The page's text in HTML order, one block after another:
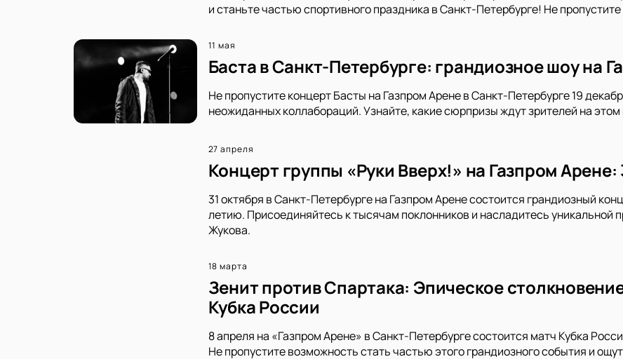
и станьте частью спортивного праздника в Санкт-Петербурге! Не
11 мая
Баста в Санкт-Петербурге: грандиозное шоу на
Не пропустите концерт Басты на Газпром Арене в Санкт-Петербурге 19
неожиданных коллабораций. Узнайте, какие сюрпризы ждут зрителей на
27 апреля
Концерт группы «Руки Вверх!» на Газпром
31 октября в Санкт-Петербурге на Газпром Арене состоится грандиозный
летию. Присоединяйтесь к тысячам поклонников и насладитесь уникальной
Жукова.
18 марта
Зенит против Спартака: Эпическое
Кубка России
8 апреля на «Газпром Арене» в Санкт-Петербурге состоится матч Кубка
Не пропустите возможность стать частью этого грандиозного события и